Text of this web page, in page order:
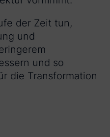
der Zeit tun,
und
und so
die Transformation